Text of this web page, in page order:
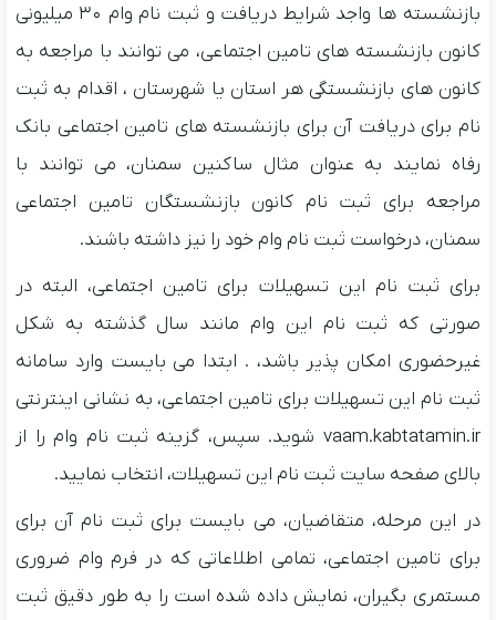
بازنشسته ها واجد شرایط دریافت و ثبت نام وام ۳۰ میلیونی
کانون⁧ بازنشسته های تامین اجتماعی، می توانند با مراجعه به
کانون های بازنشستگی هر استان یا شهرستان ، اقدام به ثبت
نام برای دریافت آن برای بازنشسته های تامین اجتماعی بانک
رفاه نمایند به عنوان مثال ساکنین سمنان، می توانند با
مراجعه برای ثبت نام کانون بازنشستگان تامین اجتماعی
سمنان، درخواست ثبت نام وام خود را نیز داشته باشند.
برای ثبت نام این تسهیلات برای تامین اجتماعی، البته در
صورتی که ثبت نام این وام مانند سال گذشته به شکل
غیرحضوری امکان پذیر باشد، . ابتدا می بایست وارد سامانه
ثبت نام این تسهیلات برای تامین اجتماعی، به نشانی اینترنتی
vaam.kabtatamin.ir شوید. سپس، گزینه ثبت نام وام را از
بالای صفحه سایت ثبت نام این تسهیلات، انتخاب نمایید.
در این مرحله، متقاضیان، می بایست برای ثبت نام آن برای
برای تامین اجتماعی، تمامی اطلاعاتی که در فرم وام ضروری
مستمری بگیران، نمایش داده شده است را به طور دقیق ثبت